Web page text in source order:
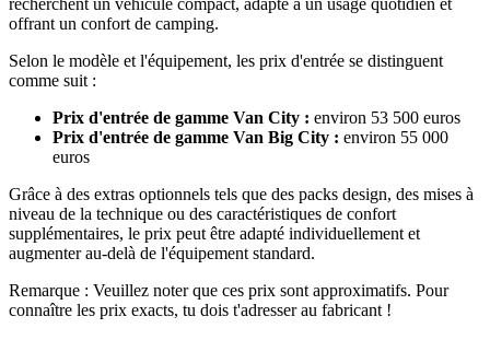
offrant un confort de camping.
Selon le modèle et l'équipement, les prix d'entrée se distinguent
comme suit :
Prix d'entrée de gamme Van City : environ 53 500 euros
Prix d'entrée de gamme Van Big City : environ 55 000
euros
Grâce à des extras optionnels tels que des packs design, des mises à
niveau de la technique ou des caractéristiques de confort
supplémentaires, le prix peut être adapté individuellement et
augmenter au-delà de l'équipement standard.
Remarque : Veuillez noter que ces prix sont approximatifs. Pour
connaître les prix exacts, tu dois t'adresser au fabricant !